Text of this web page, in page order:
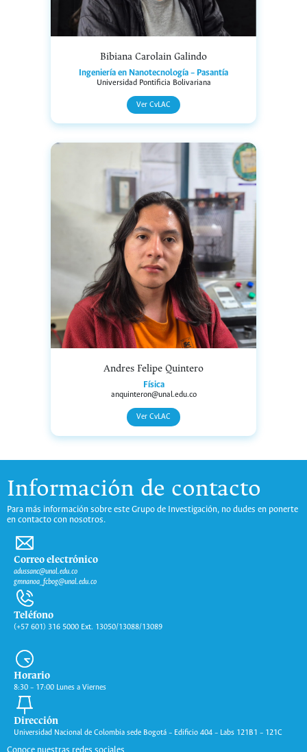
Bibiana Carolain Galindo
Ingeniería en Nanotecnología – Pasantía
Universidad Pontificia Bolivariana
Ver CvLAC
Andres Felipe Quintero
Física
anquinteron@unal.edu.co
Ver CvLAC
Información de contacto
Para más información sobre este Grupo de Investigación, no dudes en ponerte
en contacto con nosotros.
Correo electrónico
adussanc@unal.edu.co
gmnanoa_fcbog@unal.edu.co
Teléfono
(+57 601) 316 5000 Ext. 13050/13088/13089
Horario
8:30 – 17:00 Lunes a Viernes
Dirección
Universidad Nacional de Colombia sede Bogotá – Edificio 404 – Labs 121B1 – 121C